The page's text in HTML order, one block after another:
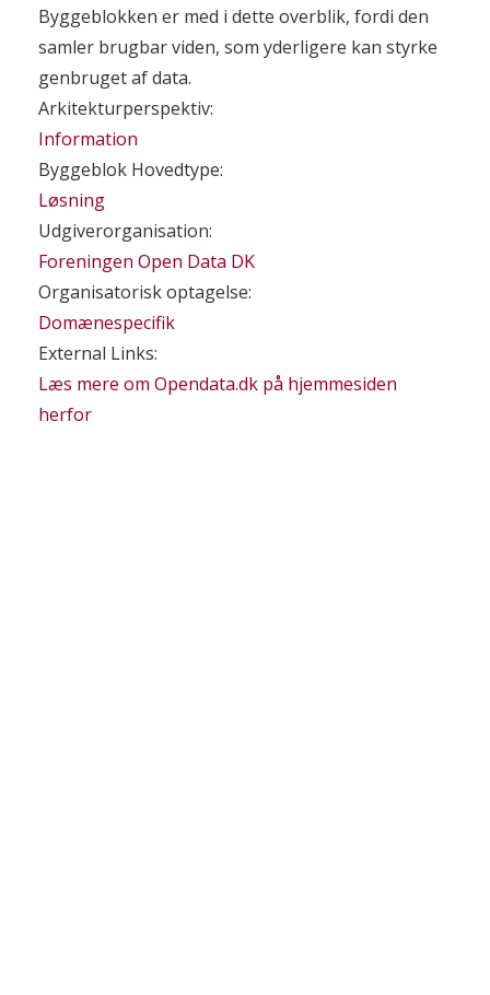
Byggeblokken er med i dette overblik, fordi den
samler brugbar viden, som yderligere kan styrke
genbruget af data.
Arkitekturperspektiv:
Information
Byggeblok Hovedtype:
Løsning
Udgiverorganisation:
Foreningen Open Data DK
Organisatorisk optagelse:
Domænespecifik
External Links:
Læs mere om Opendata.dk på hjemmesiden
herfor